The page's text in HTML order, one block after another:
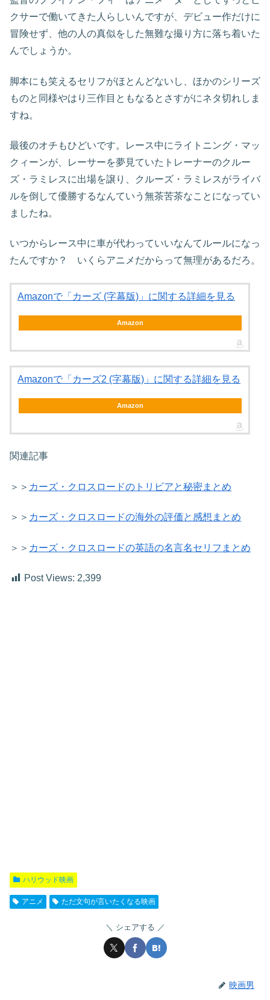
クサーで働いてきた人らしいんですが、デビュー作だけに
冒険せず、他の人の真似をした無難な撮り方に落ち着いた
んでしょうか。
脚本にも笑えるセリフがほとんどないし、ほかのシリーズ
ものと同様やはり三作目ともなるとさすがにネタ切れしま
すね。
最後のオチもひどいです。レース中にライトニング・マッ
クィーンが、レーサーを夢見ていたトレーナーのクルー
ズ・ラミレスに出場を譲り、クルーズ・ラミレスがライバ
ルを倒して優勝するなんていう無茶苦茶なことになってい
ましたね。
いつからレース中に車が代わっていいなんてルールになっ
たんですか？ いくらアニメだからって無理があるだろ。
Amazonで「カーズ (字幕版)」に関する詳細を見る
Amazon
Amazonで「カーズ2 (字幕版)」に関する詳細を見る
Amazon
関連記事
＞＞ カーズ・クロスロードのトリビアと秘密まとめ
＞＞ カーズ・クロスロードの海外の評価と感想まとめ
＞＞ カーズ・クロスロードの英語の名言名セリフまとめ
Post Views: 2,399
ハリウッド映画
アニメ ただ文句が言いたくなる映画
シェアする
映画男